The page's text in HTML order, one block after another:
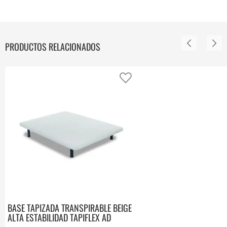
PRODUCTOS RELACIONADOS
BASE TAPIZADA TRANSPIRABLE BEIGE
ALTA ESTABILIDAD TAPIFLEX AD